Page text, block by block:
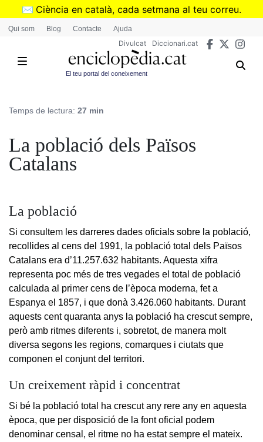
Vés
✉️ Ciència en català, cada setmana al teu correu.
➜Subscriu-te al butlletí de Divulcat
Qui som Blog Contacte Ajuda
Divulcat Diccionari.cat
El teu portal del coneixement
Temps de lectura: 27 min
La població dels Països
Catalans
La població
Si consultem les darreres dades oficials sobre la població,
recollides al cens del 1991, la població total dels Països
Catalans era d’11.257.632 habitants. Aquesta xifra
representa poc més de tres vegades el total de població
calculada al primer cens de l’època moderna, fet a
Espanya el 1857, i que donà 3.426.060 habitants. Durant
aquests cent quaranta anys la població ha crescut sempre,
però amb ritmes diferents i, sobretot, de manera molt
diversa segons les regions, comarques i ciutats que
componen el conjunt del territori.
Un creixement ràpid i concentrat
Si bé la població total ha crescut any rere any en aquesta
època, que per disposició de la font oficial podem
denominar censal, el ritme no ha estat sempre el mateix.